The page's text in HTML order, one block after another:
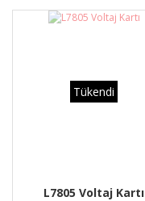
Tükendi
L7805 Voltaj Kartı